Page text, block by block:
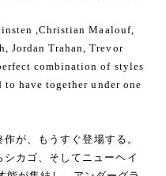
,Christian Maalouf,
Jordan Trahan, Trevor
combination of styles
to have together under one
が、もうすぐ登場する。
カゴ、そしてニューヘイ